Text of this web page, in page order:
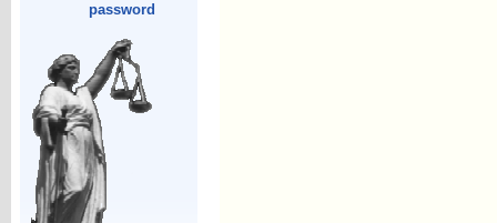
password